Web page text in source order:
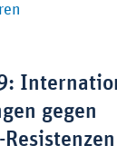
gegen